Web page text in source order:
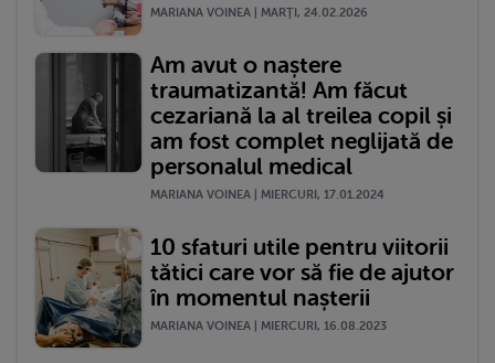
MARIANA VOINEA | MARŢI, 24.02.2026
Am avut o naștere
traumatizantă! Am făcut
cezariană la al treilea copil și
am fost complet neglijată de
personalul medical
MARIANA VOINEA | MIERCURI, 17.01.2024
10 sfaturi utile pentru viitorii
tătici care vor să fie de ajutor
în momentul nașterii
MARIANA VOINEA | MIERCURI, 16.08.2023